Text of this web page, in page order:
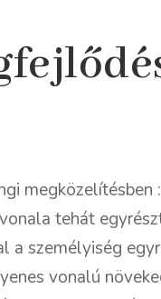
megközelítésben :
tehát
személyiség
vonalú